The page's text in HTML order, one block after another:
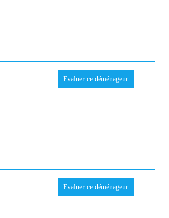
Evaluer ce déménageur
Evaluer ce déménageur